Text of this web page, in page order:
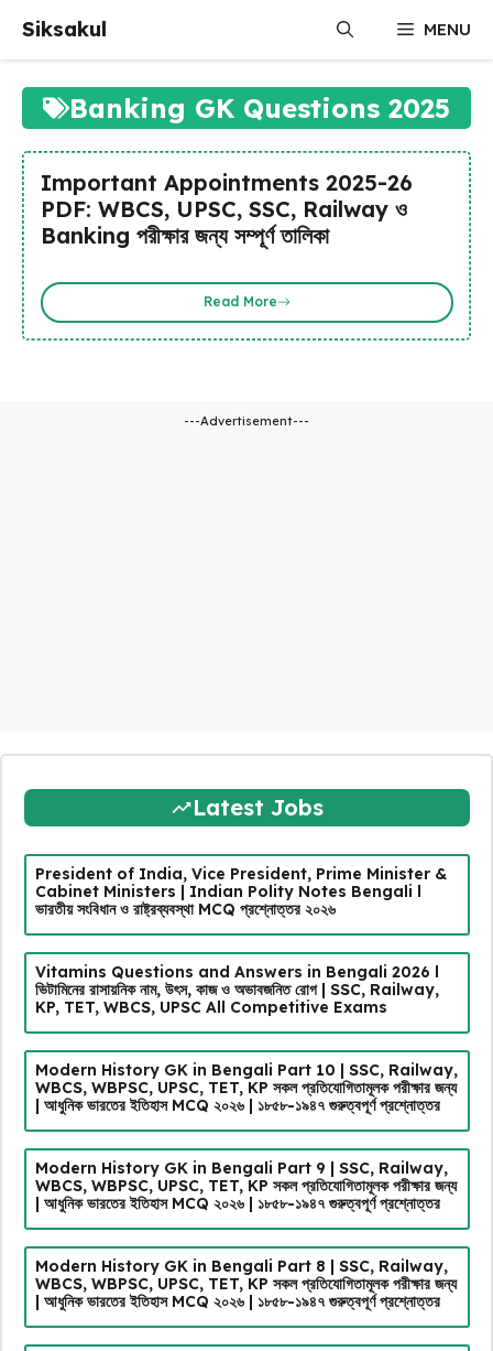
content
Siksakul MENU
Banking GK Questions 2025
Important Appointments 2025-26
PDF: WBCS, UPSC, SSC, Railway ও
Banking পরীক্ষার জন্য সম্পূর্ণ তালিকা
Read More
---Advertisement---
Latest Jobs
President of India, Vice President, Prime Minister &
Cabinet Ministers | Indian Polity Notes Bengali l
ভারতীয় সংবিধান ও রাষ্ট্রব্যবস্থা MCQ প্রশ্নোত্তর ২০২৬
Vitamins Questions and Answers in Bengali 2026 l
ভিটামিনের রাসায়নিক নাম, উৎস, কাজ ও অভাবজনিত রোগ | SSC, Railway,
KP, TET, WBCS, UPSC All Competitive Exams
Modern History GK in Bengali Part 10 | SSC, Railway,
WBCS, WBPSC, UPSC, TET, KP সকল প্রতিযোগিতামূলক পরীক্ষার জন্য
| আধুনিক ভারতের ইতিহাস MCQ ২০২৬ | ১৮৫৮-১৯৪৭ গুরুত্বপূর্ণ প্রশ্নোত্তর
Modern History GK in Bengali Part 9 | SSC, Railway,
WBCS, WBPSC, UPSC, TET, KP সকল প্রতিযোগিতামূলক পরীক্ষার জন্য
| আধুনিক ভারতের ইতিহাস MCQ ২০২৬ | ১৮৫৮-১৯৪৭ গুরুত্বপূর্ণ প্রশ্নোত্তর
Modern History GK in Bengali Part 8 | SSC, Railway,
WBCS, WBPSC, UPSC, TET, KP সকল প্রতিযোগিতামূলক পরীক্ষার জন্য
| আধুনিক ভারতের ইতিহাস MCQ ২০২৬ | ১৮৫৮-১৯৪৭ গুরুত্বপূর্ণ প্রশ্নোত্তর